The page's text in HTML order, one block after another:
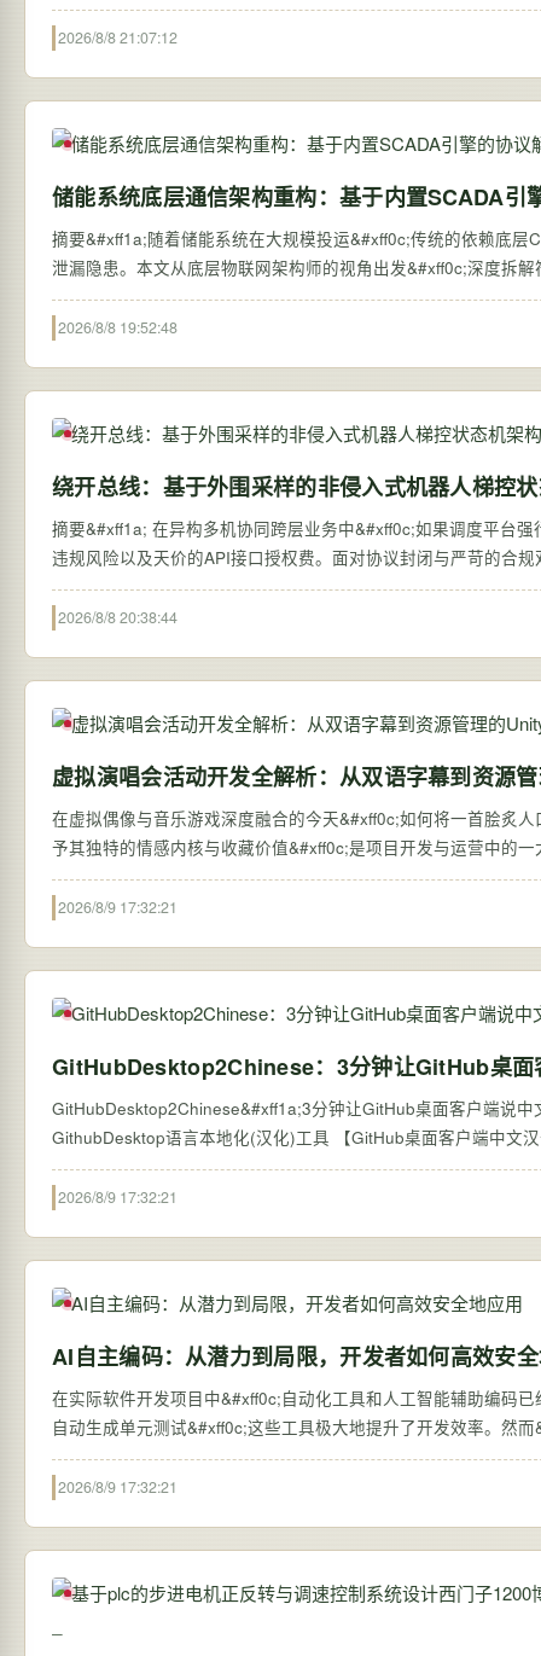
2026/8/8 21:07:12
储能系统底层通信架构重构：基于内置SCADA引
摘要&#xff1a;随着储能系统在大规模投运&#xff0c;传统的依赖底
泄漏隐患。本文从底层物联网架构师的视角出发&#xff0c;深度拆
2026/8/8 19:52:48
绕开总线：基于外围采样的非侵入式机器人梯控
摘要&#xff1a; 在异构多机协同跨层业务中&#xff0c;如果调度平台
违规风险以及天价的API接口授权费。面对协议封闭与严苛的合
2026/8/8 20:38:44
虚拟演唱会活动开发全解析：从双语字幕到资源
在虚拟偶像与音乐游戏深度融合的今天&#xff0c;如何将一首脍炙
予其独特的情感内核与收藏价值&#xff0c;是项目开发与运营中的
2026/8/9 17:32:21
GitHubDesktop2Chinese：3分钟让GitHub桌面
GitHubDesktop2Chinese&#xff1a;3分钟让GitHub桌面客户端说
2026/8/9 17:32:21
AI自主编码：从潜力到局限，开发者如何高效安
在实际软件开发项目中&#xff0c;自动化工具和人工智能辅助编码
自动生成单元测试&#xff0c;这些工具极大地提升了开发效率。然
2026/8/9 17:32:21